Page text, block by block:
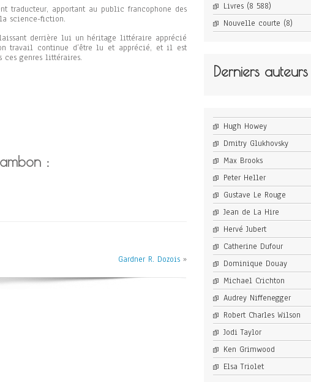
traducteur, apportant au public francophone des
science-fiction.
laissant derrière lui un héritage littéraire apprécié
travail continue d’être lu et apprécié, et il est
ces genres littéraires.
:
Gardner R. Dozois »
Livres(8 588)
Nouvelle courte (8)
Derniers auteurs
Hugh Howey
Dmitry Glukhovsky
Max Brooks
Peter Heller
Gustave Le Rouge
Jean de La Hire
Hervé Jubert
Catherine Dufour
Dominique Douay
Michael Crichton
Audrey Niffenegger
Robert Charles Wilson
Jodi Taylor
Ken Grimwood
Elsa Triolet